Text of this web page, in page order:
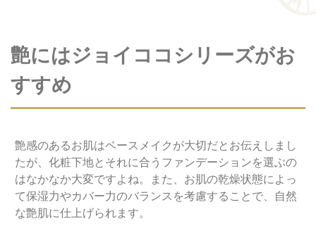
艶にはジョイココシリーズがお
すすめ
艶感のあるお肌はベースメイクが大切だとお伝えしまし
たが、化粧下地とそれに合うファンデーションを選ぶの
はなかなか大変ですよね。また、お肌の乾燥状態によっ
て保湿力やカバー力のバランスを考慮することで、自然
な艶肌に仕上げられます。